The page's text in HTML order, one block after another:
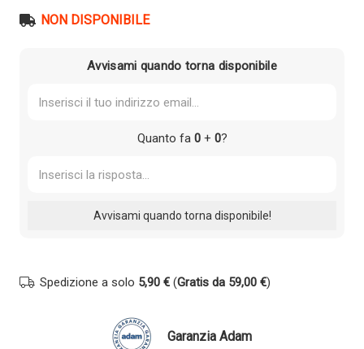
era:
NON DISPONIBILE
Avvisami quando torna disponibile
Quanto fa 0+ 0?
Spedizione a solo 5,90 € (Gratis da 59,00 €)
Garanzia Adam